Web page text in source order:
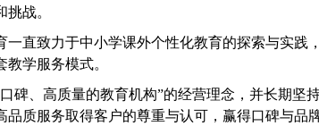
战。
一直致力于中小学课外个性化教育的探索与实践
学服务模式。
碑、高质量的教育机构”的经营理念，并长期坚
品质服务取得客户的尊重与认可，赢得口碑与品